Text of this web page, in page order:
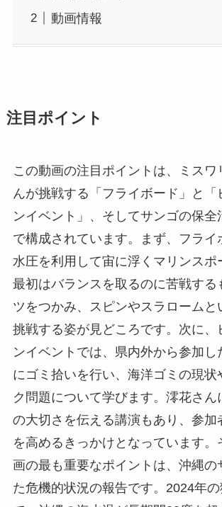
動画情報
注目ポイント
この動画の注目ポイントは、ミスワ
んが挑戦する「フライボード」と「
ンイベント」、そしてサンゴの保全
で構成されています。まず、フライ
水圧を利用して宙に浮くマリンスポ
最初はバランスを取るのに苦戦する
ツをつかみ、スピンやスラロームと
挑戦する姿が見どころです。次に、
ンイベントでは、県内外から参加し
にゴミ拾いを行い、海洋ゴミの現状
ク問題について学びます。澪花さん
の大切さを伝える講演もあり、参加
を高めるきっかけとなっています。
画の最も重要なポイントは、沖縄の
た危機的状況の報告です。2024年